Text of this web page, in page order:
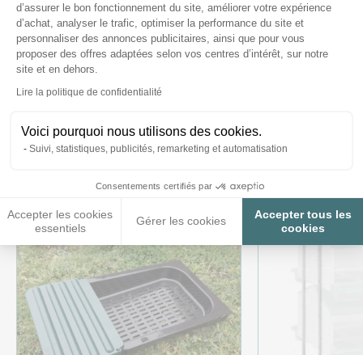
d’assurer le bon fonctionnement du site, améliorer votre expérience
d’achat, analyser le trafic, optimiser la performance du site et
personnaliser des annonces publicitaires, ainsi que pour vous
proposer des offres adaptées selon vos centres d’intérêt, sur notre
site et en dehors.
Lire la politique de confidentialité
Voici pourquoi nous utilisons des cookies.
Suivi, statistiques, publicités, remarketing et automatisation
Consentements certifiés par
Accepter les cookies
essentiels
Gérer les cookies
Accepter tous les
cookies
Axeptio consent
Posez-nous vos questions
Ces produits peuvent vous
intéresser